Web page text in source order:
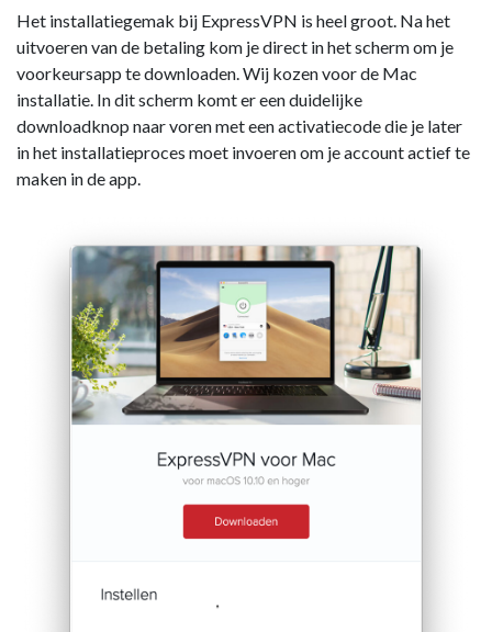
Het installatiegemak bij ExpressVPN is heel groot. Na het
uitvoeren van de betaling kom je direct in het scherm om je
voorkeursapp te downloaden. Wij kozen voor de Mac
installatie. In dit scherm komt er een duidelijke
downloadknop naar voren met een activatiecode die je later
in het installatieproces moet invoeren om je account actief te
maken in de app.